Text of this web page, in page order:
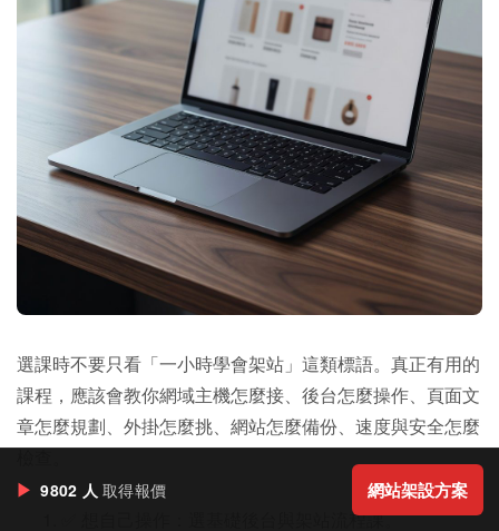
選課時不要只看「一小時學會架站」這類標語。真正有用的
課程，應該會教你網域主機怎麼接、後台怎麼操作、頁面文
章怎麼規劃、外掛怎麼挑、網站怎麼備份、速度與安全怎麼
✅ 想自己操作：選基礎後台與架站流程課。
▶ 9802 人 取得報價 網站架設方案